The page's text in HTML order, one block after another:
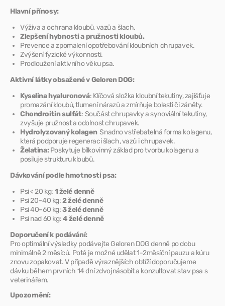
Hlavní přínosy:
Výživa a ochrana kloubů, vazů a šlach.
Zlepšení hybnosti a pružnosti kloubů.
Prevence a zpomalení opotřebování kloubních chrupavek.
Zvýšení fyzické výkonnosti.
Prodloužení aktivního věku psa.
Aktivní látky obsažené v Geloren DOG:
Kyselina hyaluronová: Klíčová složka kloubní tekutiny, zajišťuje
promazání kloubů, tlumení nárazů a zmírňuje bolesti či záněty.
Chondroitin sulfát: Součást chrupavky a synoviální tekutiny,
zvyšuje pružnost a odolnost chrupavek.
Hydrolyzovaný kolagenSnadno vstřebatelná forma kolagenu,
která podporuje regeneraci šlach, vazů i chrupavek.
Želatina:Poskytuje bílkovinný základ pro tvorbu kolagenu a
posiluje strukturu kloubů.
Dávkování podle hmotnosti psa:
Psi < 20 kg: 1 želé denně
Psi 20–40 kg:2 želé denně
Psi 40–60 kg:3 želé denně
Psi nad 60 kg:4 želé denně
Doporučení k podávání:
Pro optimální výsledky podávejte Geloren DOG denně po dobu
minimálně 2 měsíců. Poté je možné udělat 1–2měsíční pauzu a kúru
znovu zopakovat. V případě výraznějších obtíží doporučujeme
dávku během prvních 14 dní zdvojnásobit a konzultovat stav psa s
veterinářem.
Upozornění: